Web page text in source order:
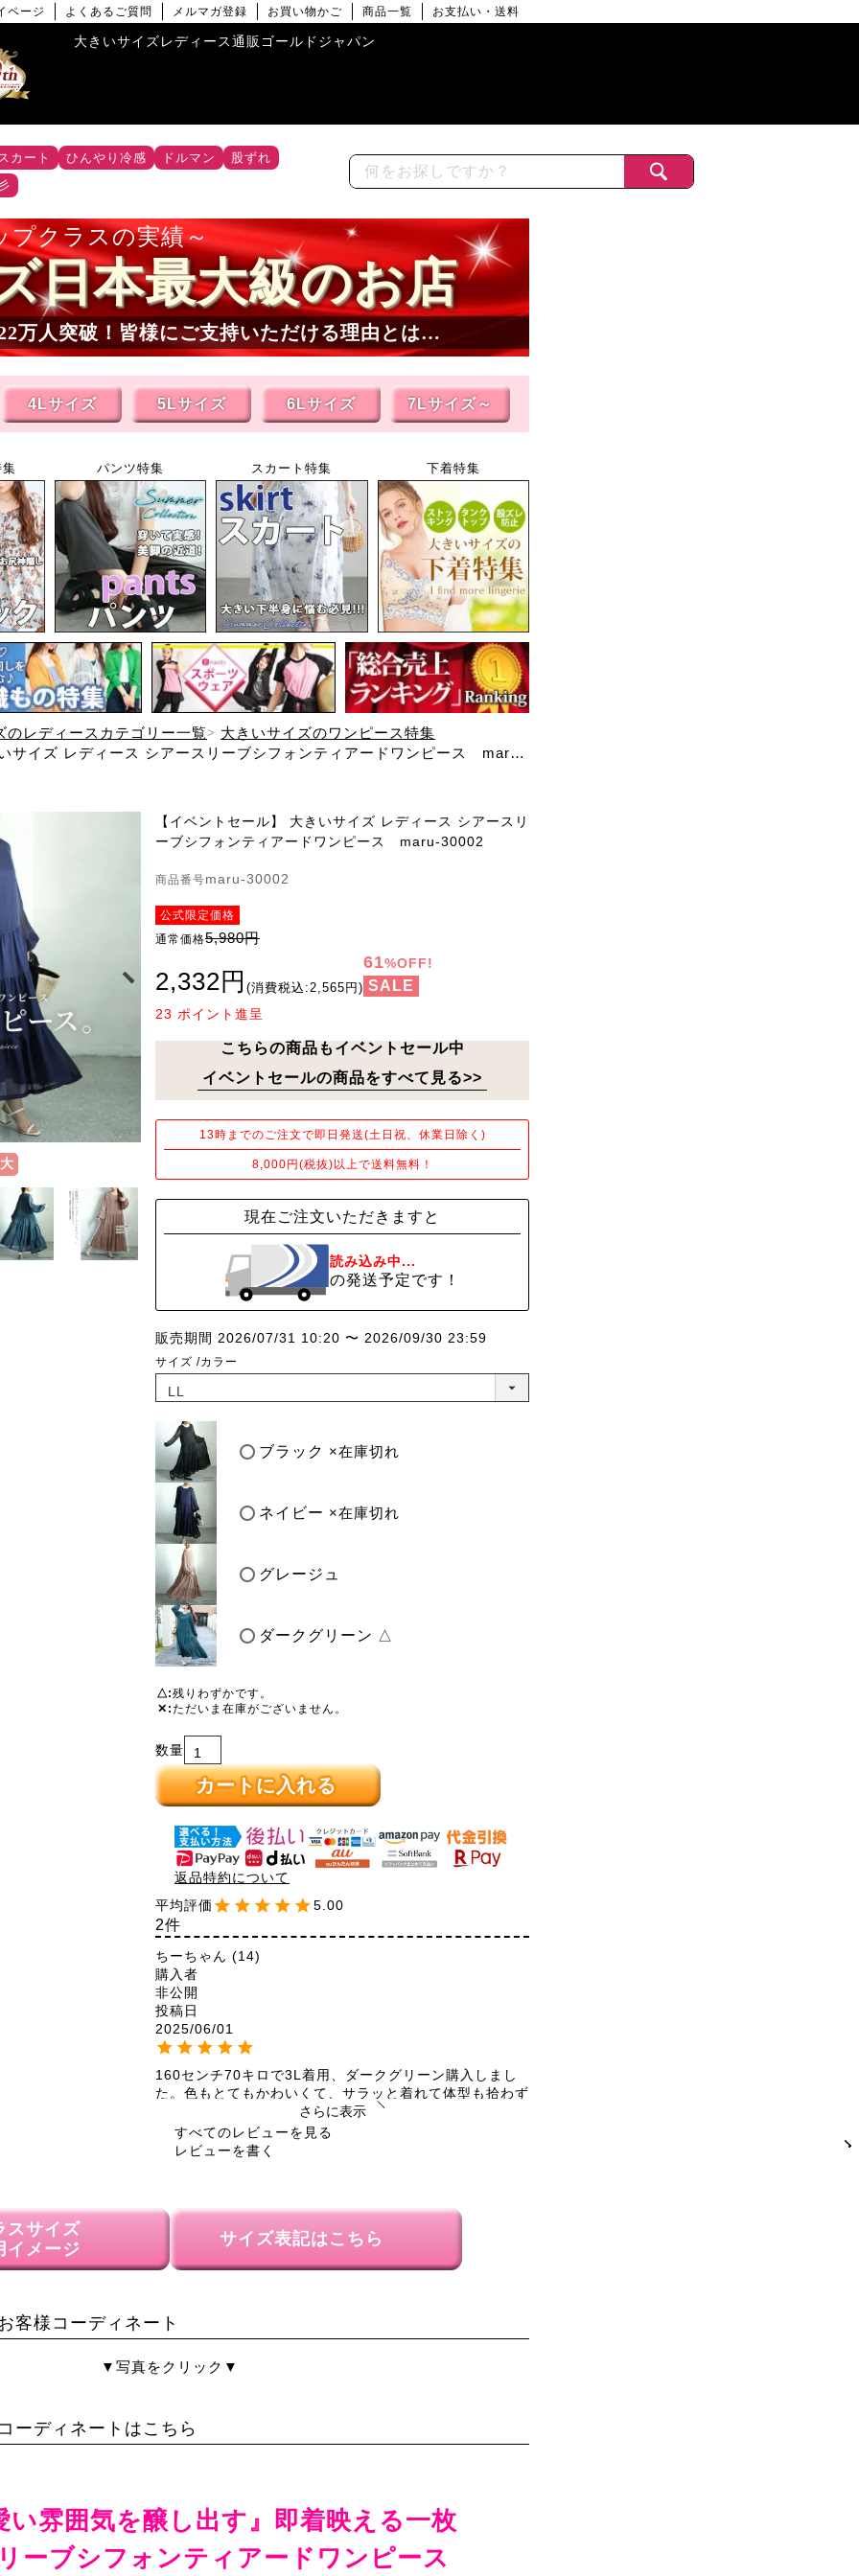
ページ よくあるご質問 メルマガ登録 お買い物かご 商品一覧 お支払い・送料
大きいサイズレディース通販ゴールドジャパン
カート ひんやり冷感 ドルマン
股ずれ
プクラスの実績
日本最大級のお店
万人突破！皆様にご支持いただける理由とは…
4Lサイズ 5Lサイズ 6Lサイズ 7Lサイズ～
パンツ特集 スカート特集 下着特集
のレディースカテゴリー一覧
大きいサイズのワンピース特集
サイズ レディース シアースリーブシフォンティアードワンピース maru-
【イベントセール】 大きいサイズ レディース シアースリ
ーブシフォンティアードワンピース maru-30002
商品番号maru-30002
公式限定価格
通常価格5,980円
2,332円 (消費税込:2,565円)
61%OFF!
SALE
23 ポイント進呈
こちらの商品もイベントセール中
イベントセールの商品をすべて見る>>
13時までのご注文で即日発送(土日祝、休業日除く)
8,000円(税抜)以上で送料無料！
現在ご注文いただきますと
読み込み中...
の発送予定です！
販売期間 2026/07/31 10:20 〜 2026/09/30 23:59
サイズ カラー
ブラック ×在庫切れ
ネイビー ×在庫切れ
グレージュ
ダークグリーン △
△ 残りわずかです。
✕ ただいま在庫がございません。
カートに入れる
返品特約について
5.00
2
ちーちゃん
14
購入者
非公開
投稿日
2025/06/01
160センチ70キロで3L着用、ダークグリーン購入しまし
た。色もとてもかわいくて、サラッと着れて体型も拾わず
ロング丈で縦長効果もあり、とっても気に入ってます。お
出掛け用普段着にも、アクセをプラスすると、ちょっとし
たお祝いの席でも重宝しました。
非公開
2025/05/21
たっぷり生地が使ってあり写真通りのフワフワ感でした。
黒などはフォーマルで使えるんじゃ無いかくらいの高級感
さらに表示
すべてのレビューを見る
レビューを書く
スサイズ
イメージ
サイズ表記はこちら
客様コーディネート
▼写真をクリック▼
ーディネートはこちら
い雰囲気を醸し出す』即着映える一枚
ーブシフォンティアードワンピース